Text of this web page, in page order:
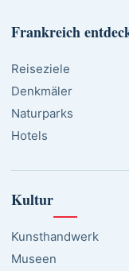
Frankreich
Reiseziele
Denkmäler
Naturparks
Hotels
Kultur
Kunsthandwerk
Museen